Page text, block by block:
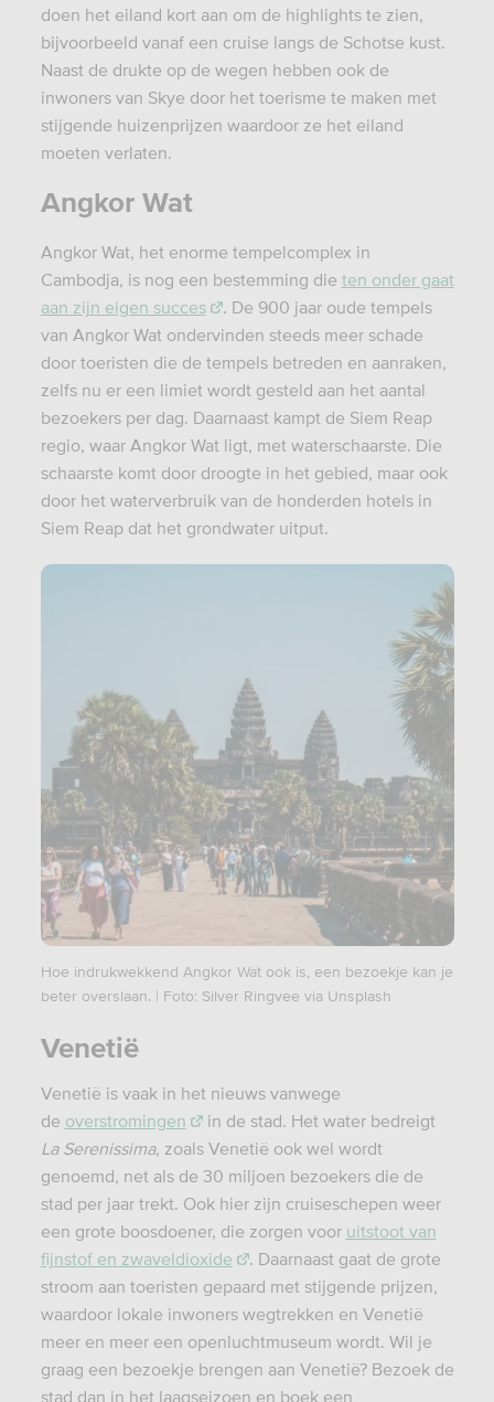
doen het eiland kort aan om de highlights te zien,
bijvoorbeeld vanaf een cruise langs de Schotse kust.
Naast de drukte op de wegen hebben ook de
inwoners van Skye door het toerisme te maken met
stijgende huizenprijzen waardoor ze het eiland
moeten verlaten.
Angkor Wat
Angkor Wat, het enorme tempelcomplex in
Cambodja, is nog een bestemming die ten onder gaat
aan zijn eigen succes
. De 900 jaar oude tempels
van Angkor Wat ondervinden steeds meer schade
door toeristen die de tempels betreden en aanraken,
zelfs nu er een limiet wordt gesteld aan het aantal
bezoekers per dag. Daarnaast kampt de Siem Reap
regio, waar Angkor Wat ligt, met waterschaarste. Die
schaarste komt door droogte in het gebied, maar ook
door het waterverbruik van de honderden hotels in
Siem Reap dat het grondwater uitput.
Hoe indrukwekkend Angkor Wat ook is, een bezoekje kan je
beter overslaan. | Foto: Silver Ringvee via Unsplash
Venetië
Venetië is vaak in het nieuws vanwege
de overstromingen
in de stad. Het water bedreigt
La Serenissima, zoals Venetië ook wel wordt
genoemd, net als de 30 miljoen bezoekers die de
stad per jaar trekt. Ook hier zijn cruiseschepen weer
een grote boosdoener, die zorgen voor uitstoot van
fijnstof en zwaveldioxide
. Daarnaast gaat de grote
stroom aan toeristen gepaard met stijgende prijzen,
waardoor lokale inwoners wegtrekken en Venetië
meer en meer een openluchtmuseum wordt. Wil je
graag een bezoekje brengen aan Venetië? Bezoek de
stad dan in het laagseizoen en boek een